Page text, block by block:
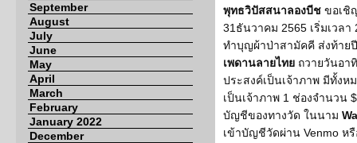
September
August
July
June
May
April
March
February
January 2022
December
พุทธวิปัสสนาลองบีช ขอเชิ
31ธันวาคม 2565 เริ่มเวล
ทำบุญผ้าป่าสามัคคี ส่งท้าย
เพดานลายไทย ถวายวันอา
ประสงค์เป็นเจ้าภาพ มีทั้งห
เป็นเจ้าภาพ 1 ช่องจำนวน
บัญชีของทางวัด ในนาม
เข้าบัญชีวัดผ่าน Venmo ห